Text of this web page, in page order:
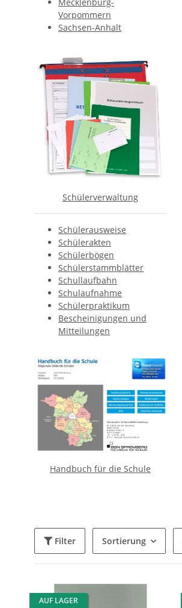
Mecklenburg-
Vorpommern
Sachsen-Anhalt
Schülerverwaltung
Schülerausweise
Schülerakten
Schülerbögen
Schülerstammblätter
Schullaufbahn
Schulaufnahme
Schülerpraktikum
Bescheinigungen und
Mitteilungen
Handbuch für die Schule
Filter Sortierung
AUF LAGER